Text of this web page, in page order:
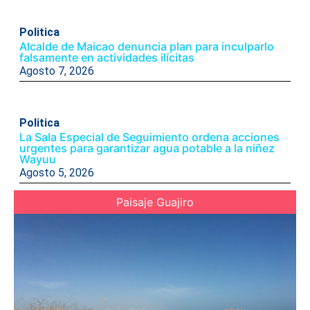
Politica
Alcalde de Maicao denuncia plan para inculparlo
falsamente en actividades ilícitas
Agosto 7, 2026
Politica
La Sala Especial de Seguimiento ordena acciones
urgentes para garantizar agua potable a la niñez
Wayuu
Agosto 5, 2026
Paisaje Guajiro